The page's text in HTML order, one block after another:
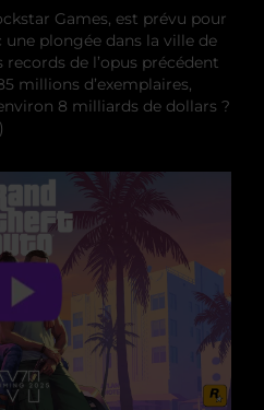
Games, est prévu pour
une plongée dans la ville de
de l’opus précédent
millions d’exemplaires,
8 milliards de dollars ?